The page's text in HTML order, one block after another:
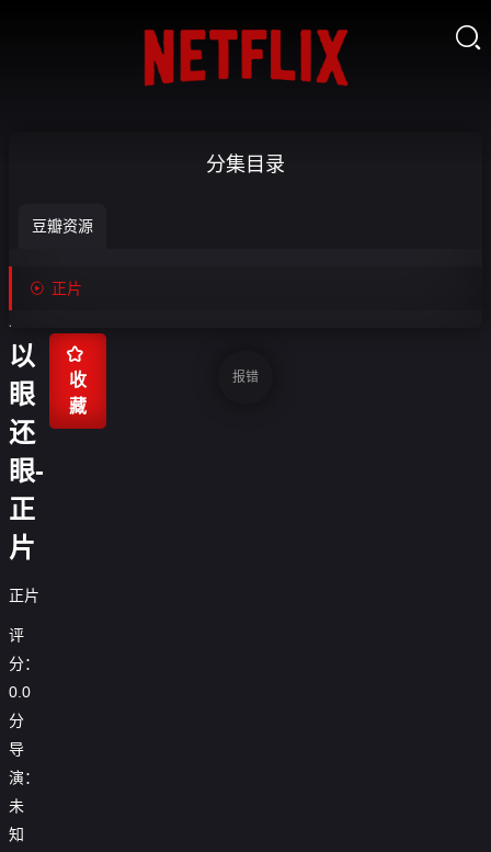

联
盟
2：
以
眼
还
眼-
正
片
正片

收
藏
评
分：
0.0
分
导
演：
未
知
分集目录
豆瓣资源
 正片
报错